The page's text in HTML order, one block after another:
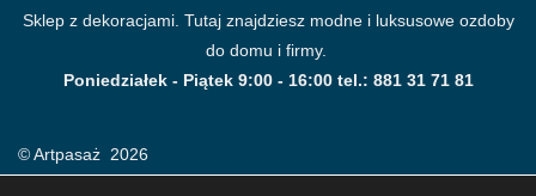
Sklep z dekoracjami. Tutaj znajdziesz modne i luksusowe ozdoby
do domu i firmy.
Poniedziałek - Piątek 9:00 - 16:00 tel.: 881 31 71 81
© Artpasaż 2026